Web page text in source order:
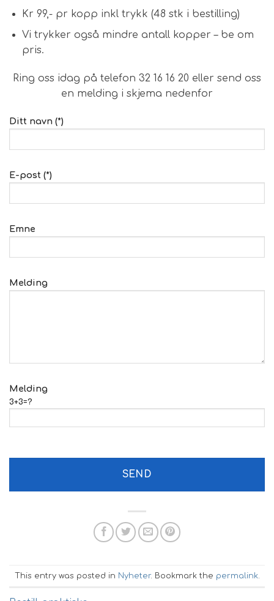
Kr 99,- pr kopp inkl trykk (48 stk i bestilling)
Vi trykker også mindre antall kopper – be om
pris.
Ring oss idag på telefon 32 16 16 20 eller send oss
en melding i skjema nedenfor
Ditt navn (*)
E-post (*)
Emne
Melding
Melding
3+3=?
This entry was posted in Nyheter. Bookmark the permalink.